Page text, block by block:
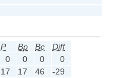
P Bp Bc
Diff
0 0 0
0
17 17 46
-29